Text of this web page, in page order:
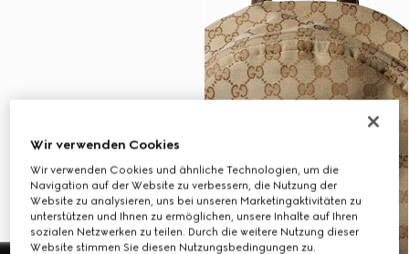
Wir verwenden Cookies
Wir verwenden Cookies und ähnliche Technologien, um die
Navigation auf der Website zu verbessern, die Nutzung der
Website zu analysieren, uns bei unseren Marketingaktivitäten zu
unterstützen und Ihnen zu ermöglichen, unsere Inhalte auf Ihren
sozialen Netzwerken zu teilen. Durch die weitere Nutzung dieser
Website stimmen Sie diesen Nutzungsbedingungen zu.